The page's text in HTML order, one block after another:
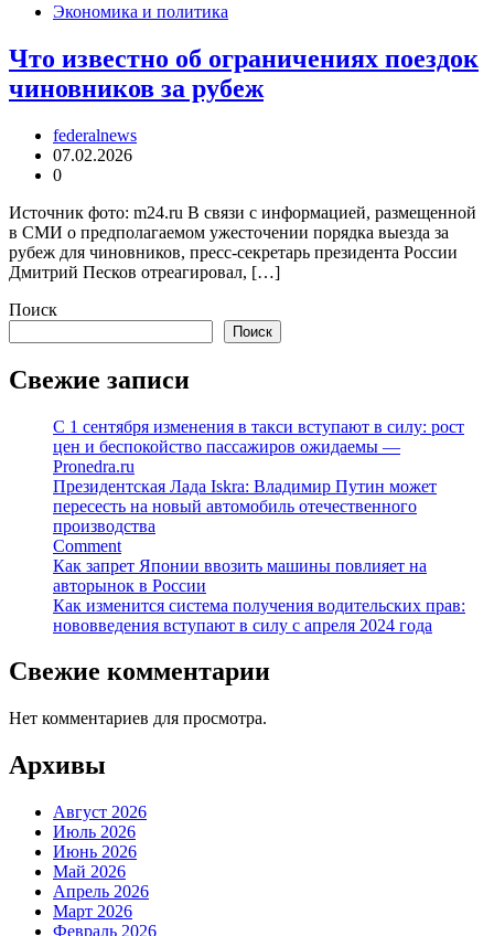
Экономика и политика
Что известно об ограничениях поездок
чиновников за рубеж
federalnews
07.02.2026
0
Источник фото: m24.ru В связи с информацией, размещенной
в СМИ о предполагаемом ужесточении порядка выезда за
рубеж для чиновников, пресс-секретарь президента России
Дмитрий Песков отреагировал, […]
Поиск
Поиск
Свежие записи
С 1 сентября изменения в такси вступают в силу: рост
цен и беспокойство пассажиров ожидаемы —
Pronedra.ru
Президентская Лада Iskra: Владимир Путин может
пересесть на новый автомобиль отечественного
производства
Comment
Как запрет Японии ввозить машины повлияет на
авторынок в России
Как изменится система получения водительских прав:
нововведения вступают в силу с апреля 2024 года
Свежие комментарии
Нет комментариев для просмотра.
Архивы
Август 2026
Июль 2026
Июнь 2026
Май 2026
Апрель 2026
Март 2026
Февраль 2026